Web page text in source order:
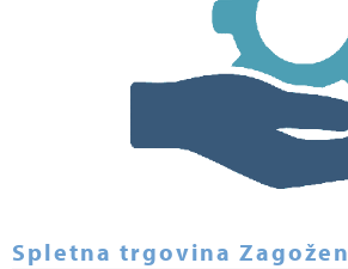
Spletna trgovina Zagožen